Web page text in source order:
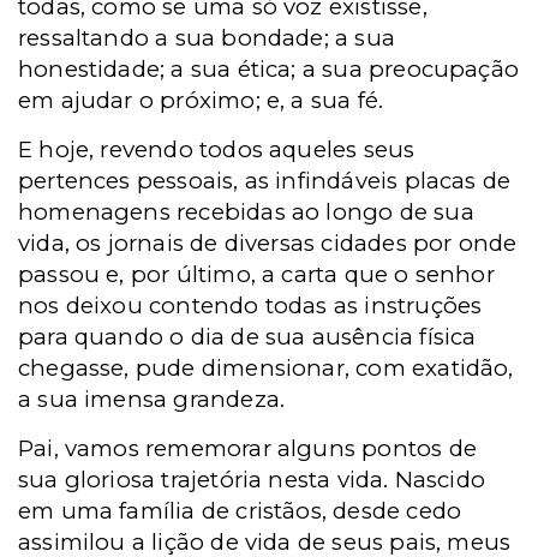
todas, como se uma só voz existisse,
ressaltando a sua bondade; a sua
honestidade; a sua ética; a sua preocupação
em ajudar o próximo; e, a sua fé.
E hoje, revendo todos aqueles seus
pertences pessoais, as infindáveis placas de
homenagens recebidas ao longo de sua
vida, os jornais de diversas cidades por onde
passou e, por último, a carta que o senhor
nos deixou contendo todas as instruções
para quando o dia de sua ausência física
chegasse, pude dimensionar, com exatidão,
a sua imensa grandeza.
Pai, vamos rememorar alguns pontos de
sua gloriosa trajetória nesta vida. Nascido
em uma família de cristãos, desde cedo
assimilou a lição de vida de seus pais, meus